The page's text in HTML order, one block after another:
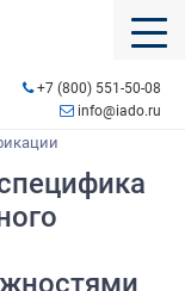
+7 (800) 551-50-08
info@iado.ru